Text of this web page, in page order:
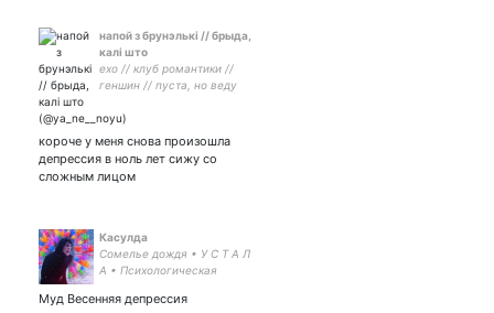
напой з брунэлькі // брыда,
калі што
exo // клуб романтики //
геншин // пуста, но веду
умру я, мой друг, никогда
короче у меня снова произошла
депрессия в ноль лет сижу со
сложным лицом
Касулда
Сомелье дождя • У С Т А Л
А • Психологическая
Муд Весенняя депрессия